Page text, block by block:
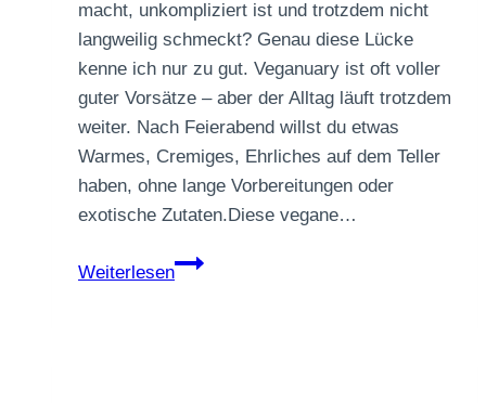
macht, unkompliziert ist und trotzdem nicht
langweilig schmeckt? Genau diese Lücke
kenne ich nur zu gut. Veganuary ist oft voller
guter Vorsätze – aber der Alltag läuft trotzdem
weiter. Nach Feierabend willst du etwas
Warmes, Cremiges, Ehrliches auf dem Teller
haben, ohne lange Vorbereitungen oder
exotische Zutaten.Diese vegane…
Weiterlesen
Vegane